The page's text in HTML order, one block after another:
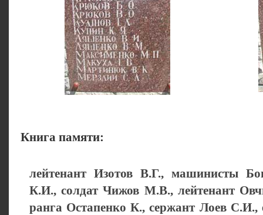
Книга памяти:
лейтенант Изотов В.Г., машинисты
К.И., солдат Чижов М.В., лейтенант
ранга Остапенко К., сержант Лоев